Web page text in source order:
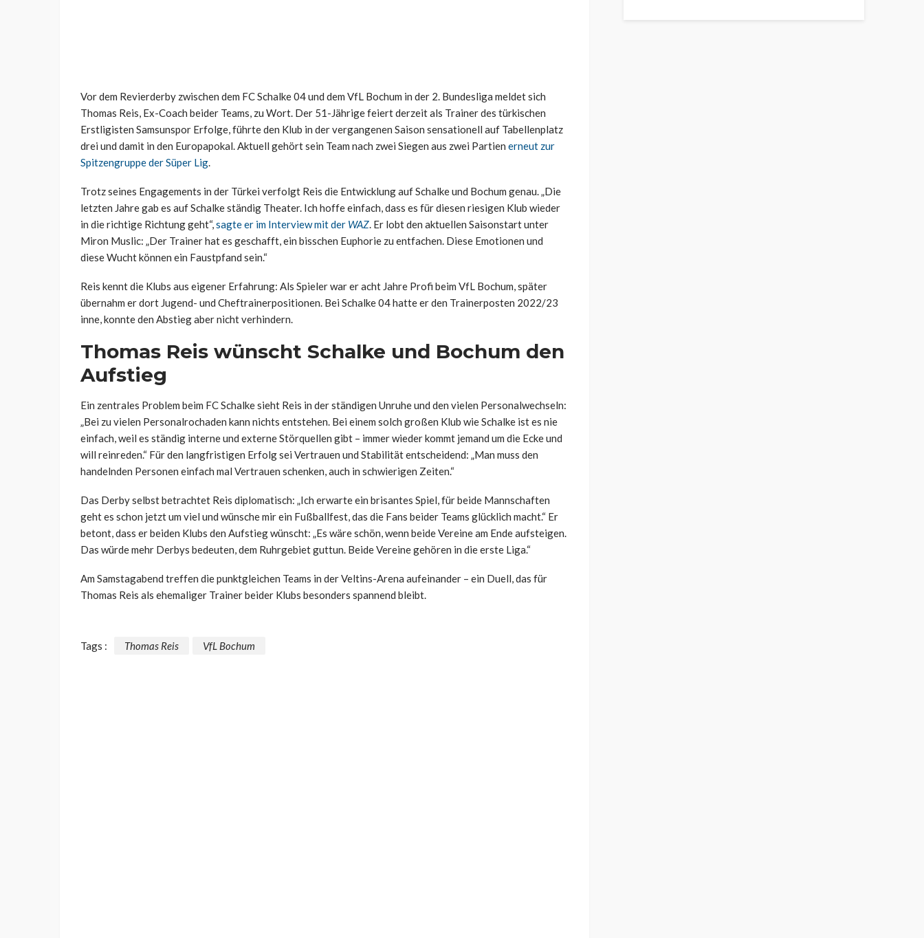
Vor dem Revierderby zwischen dem FC Schalke 04 und dem VfL Bochum in der 2. Bundesliga meldet sich
Thomas Reis, Ex-Coach beider Teams, zu Wort. Der 51-Jährige feiert derzeit als Trainer des türkischen
Erstligisten Samsunspor Erfolge, führte den Klub in der vergangenen Saison sensationell auf Tabellenplatz
drei und damit in den Europapokal. Aktuell gehört sein Team nach zwei Siegen aus zwei Partien erneut zur
Spitzengruppe der Süper Lig.
Trotz seines Engagements in der Türkei verfolgt Reis die Entwicklung auf Schalke und Bochum genau. „Die
letzten Jahre gab es auf Schalke ständig Theater. Ich hoffe einfach, dass es für diesen riesigen Klub wieder
in die richtige Richtung geht“,sagte er im Interview mit der WAZ. Er lobt den aktuellen Saisonstart unter
Miron Muslic: „Der Trainer hat es geschafft, ein bisschen Euphorie zu entfachen. Diese Emotionen und
diese Wucht können ein Faustpfand sein.“
Reis kennt die Klubs aus eigener Erfahrung: Als Spieler war er acht Jahre Profi beim VfL Bochum, später
übernahm er dort Jugend- und Cheftrainerpositionen. Bei Schalke 04 hatte er den Trainerposten 2022/23
inne, konnte den Abstieg aber nicht verhindern.
Thomas Reis wünscht Schalke und Bochum den
Aufstieg
Ein zentrales Problem beim FC Schalke sieht Reis in der ständigen Unruhe und den vielen Personalwechseln:
„Bei zu vielen Personalrochaden kann nichts entstehen. Bei einem solch großen Klub wie Schalke ist es nie
einfach, weil es ständig interne und externe Störquellen gibt – immer wieder kommt jemand um die Ecke und
will reinreden.“ Für den langfristigen Erfolg sei Vertrauen und Stabilität entscheidend: „Man muss den
handelnden Personen einfach mal Vertrauen schenken, auch in schwierigen Zeiten.“
Das Derby selbst betrachtet Reis diplomatisch: „Ich erwarte ein brisantes Spiel, für beide Mannschaften
geht es schon jetzt um viel und wünsche mir ein Fußballfest, das die Fans beider Teams glücklich macht.“ Er
betont, dass er beiden Klubs den Aufstieg wünscht: „Es wäre schön, wenn beide Vereine am Ende aufsteigen.
Das würde mehr Derbys bedeuten, dem Ruhrgebiet guttun. Beide Vereine gehören in die erste Liga.“
Am Samstagabend treffen die punktgleichen Teams in der Veltins-Arena aufeinander – ein Duell, das für
Thomas Reis als ehemaliger Trainer beider Klubs besonders spannend bleibt.
Tags : Thomas Reis VfL Bochum